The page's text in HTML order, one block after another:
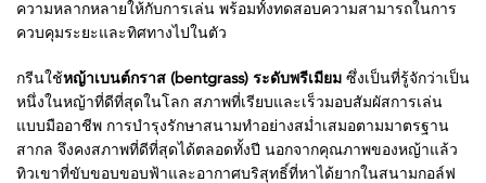
ความหลากหลายให้กับการเล่น พร้อมทั้งทดสอบความสามารถในการ
ควบคุมระยะและทิศทางไปในตัว
กรีนใช้หญ้าเบนต์กราส (bentgrass) ระดับพรีเมียม ซึ่งเป็นที่รู้จักว่าเป็น
หนึ่งในหญ้าที่ดีที่สุดในโลก สภาพที่เรียบและเร็วมอบสัมผัสการเล่น
แบบมืออาชีพ การบำรุงรักษาสนามทำอย่างสม่ำเสมอตามมาตรฐาน
สากล จึงคงสภาพที่ดีที่สุดได้ตลอดทั้งปี นอกจากคุณภาพของหญ้าแล้ว
ทิวเขาที่ขับขอบขอบฟ้าและอากาศบริสุทธิ์ที่หาได้ยากในสนามกอล์ฟ